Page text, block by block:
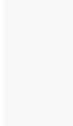
Часы находятся в
оригинальным
сохранности и
интересной для
только механика,